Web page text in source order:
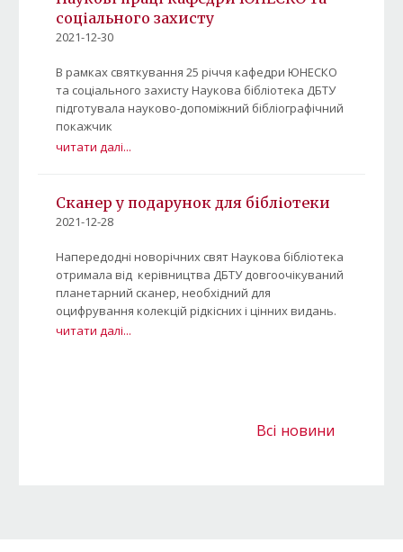
соціального захисту
2021-12-30
В рамках святкування 25 річчя кафедри ЮНЕСКО
та соціального захисту Наукова бібліотека ДБТУ
підготувала науково-допоміжний бібліографічний
покажчик
читати далі...
Сканер у подарунок для бібліотеки
2021-12-28
Напередодні новорічних свят Наукова бібліотека
отримала від керівництва ДБТУ довгоочікуваний
планетарний сканер, необхідний для
оцифрування колекцій рідкісних і цінних видань.
читати далі...
Всі новини